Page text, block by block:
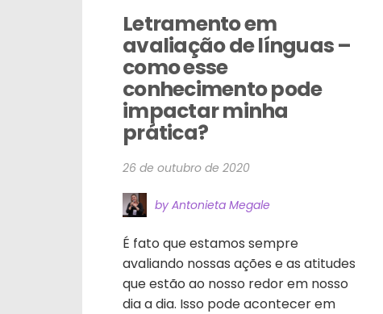
Letramento em
avaliação de línguas –
como esse
conhecimento pode
impactar minha
prática?
26 de outubro de 2020
by Antonieta Megale
É fato que estamos sempre
avaliando nossas ações e as atitudes
que estão ao nosso redor em nosso
dia a dia. Isso pode acontecer em